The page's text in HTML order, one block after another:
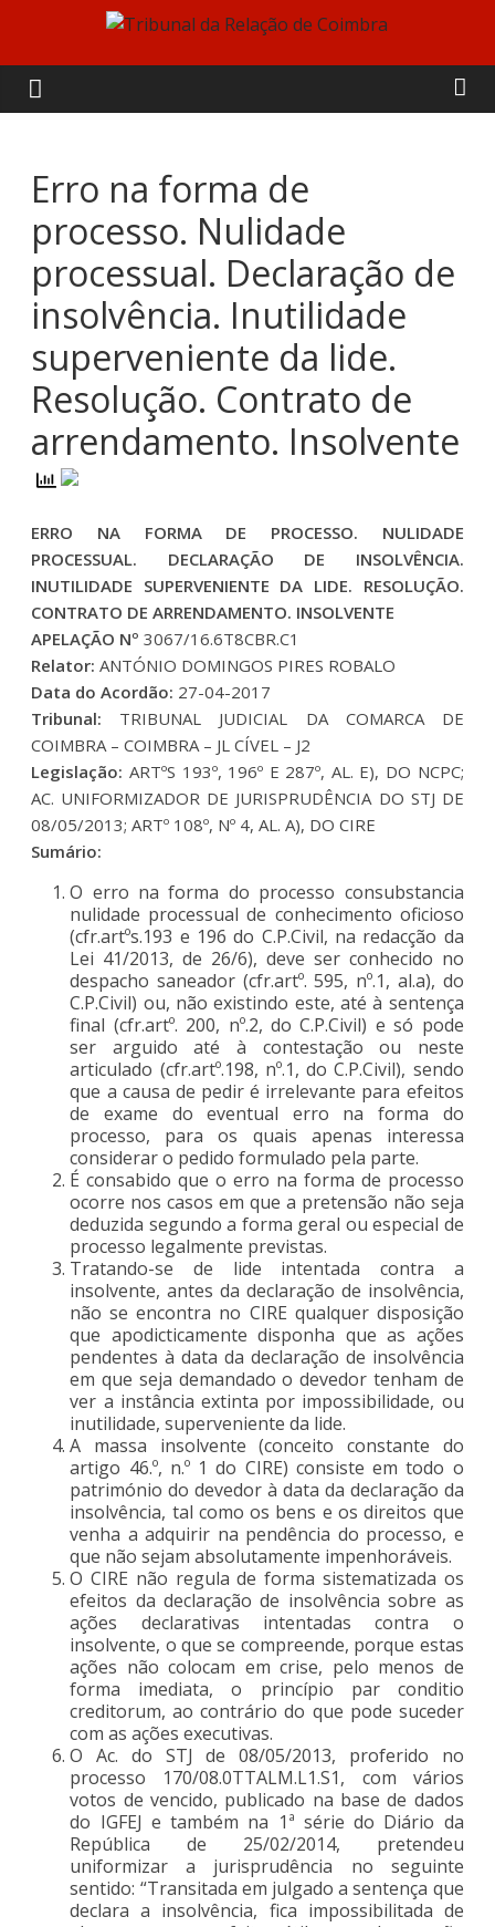
content
Tribunal
da
Relação
de
Coimbra
Erro na forma de
processo. Nulidade
processual. Declaração de
insolvência. Inutilidade
superveniente da lide.
Resolução. Contrato de
arrendamento. Insolvente
ERRO NA FORMA DE PROCESSO. NULIDADE
PROCESSUAL. DECLARAÇÃO DE INSOLVÊNCIA.
INUTILIDADE SUPERVENIENTE DA LIDE. RESOLUÇÃO.
CONTRATO DE ARRENDAMENTO. INSOLVENTE
APELAÇÃO Nº3067/16.6T8CBR.C1
Relator:ANTÓNIO DOMINGOS PIRES ROBALO
Data do Acordão: 27-04-2017
Tribunal: TRIBUNAL JUDICIAL DA COMARCA DE
COIMBRA – COIMBRA – JL CÍVEL – J2
Legislação:ARTºS 193º, 196º E 287º, AL. E), DO NCPC;
AC. UNIFORMIZADOR DE JURISPRUDÊNCIA DO STJ DE
08/05/2013; ARTº 108º, Nº 4, AL. A), DO CIRE
Sumário:
O erro na forma do processo consubstancia
nulidade processual de conhecimento oficioso
(cfr.artºs.193 e 196 do C.P.Civil, na redacção da
Lei 41/2013, de 26/6), deve ser conhecido no
despacho saneador (cfr.artº. 595, nº.1, al.a), do
C.P.Civil) ou, não existindo este, até à sentença
final (cfr.artº. 200, nº.2, do C.P.Civil) e só pode
ser arguido até à contestação ou neste
articulado (cfr.artº.198, nº.1, do C.P.Civil), sendo
que a causa de pedir é irrelevante para efeitos
de exame do eventual erro na forma do
processo, para os quais apenas interessa
considerar o pedido formulado pela parte.
É consabido que o erro na forma de processo
ocorre nos casos em que a pretensão não seja
deduzida segundo a forma geral ou especial de
processo legalmente previstas.
Tratando-se de lide intentada contra a
insolvente, antes da declaração de insolvência,
não se encontra no CIRE qualquer disposição
que apodicticamente disponha que as ações
pendentes à data da declaração de insolvência
em que seja demandado o devedor tenham de
ver a instância extinta por impossibilidade, ou
inutilidade, superveniente da lide.
A massa insolvente (conceito constante do
artigo 46.º, n.º 1 do CIRE) consiste em todo o
património do devedor à data da declaração da
insolvência, tal como os bens e os direitos que
venha a adquirir na pendência do processo, e
que não sejam absolutamente impenhoráveis.
O CIRE não regula de forma sistematizada os
efeitos da declaração de insolvência sobre as
ações declarativas intentadas contra o
insolvente, o que se compreende, porque estas
ações não colocam em crise, pelo menos de
forma imediata, o princípio par conditio
creditorum, ao contrário do que pode suceder
com as ações executivas.
O Ac. do STJ de 08/05/2013, proferido no
processo 170/08.0TTALM.L1.S1, com vários
votos de vencido, publicado na base de dados
do IGFEJ e também na 1ª série do Diário da
República de 25/02/2014, pretendeu
uniformizar a jurisprudência no seguinte
sentido: “Transitada em julgado a sentença que
declara a insolvência, fica impossibilitada de